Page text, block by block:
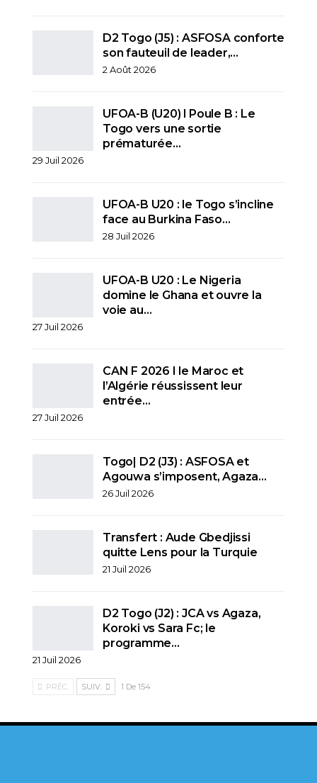
D2 Togo (J5) : ASFOSA conforte
son fauteuil de leader,…
2 Août 2026
UFOA-B (U20) l Poule B : Le
Togo vers une sortie
prématurée…
29 Juil 2026
UFOA-B U20 : le Togo s’incline
face au Burkina Faso…
28 Juil 2026
UFOA-B U20 : Le Nigeria
domine le Ghana et ouvre la
voie au…
27 Juil 2026
CAN F 2026 I le Maroc et
l’Algérie réussissent leur
entrée…
27 Juil 2026
Togo| D2 (J3) : ASFOSA et
Agouwa s’imposent, Agaza…
26 Juil 2026
Transfert : Aude Gbedjissi
quitte Lens pour la Turquie
21 Juil 2026
D2 Togo (J2) : JCA vs Agaza,
Koroki vs Sara Fc; le
programme…
21 Juil 2026
PRÉC. SUIV. 1 De 154